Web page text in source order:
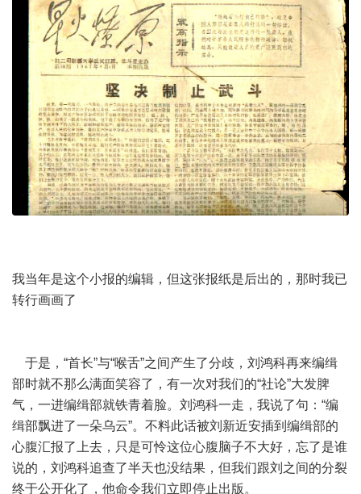
我当年是这个小报的编辑，但这张报纸是后出的，那时我已
转行画画了
于是，“首长”与“喉舌”之间产生了分歧，刘鸿科再来编缉
部时就不那么满面笑容了，有一次对我们的“社论”大发脾
气，一进编缉部就铁青着脸。刘鸿科一走，我说了句：“编
缉部飘进了一朵乌云”。不料此话被刘新近安插到编缉部的
心腹汇报了上去，只是可怜这位心腹脑子不大好，忘了是谁
说的，刘鸿科追查了半天也没结果，但我们跟刘之间的分裂
终于公开化了，他命令我们立即停止出版。